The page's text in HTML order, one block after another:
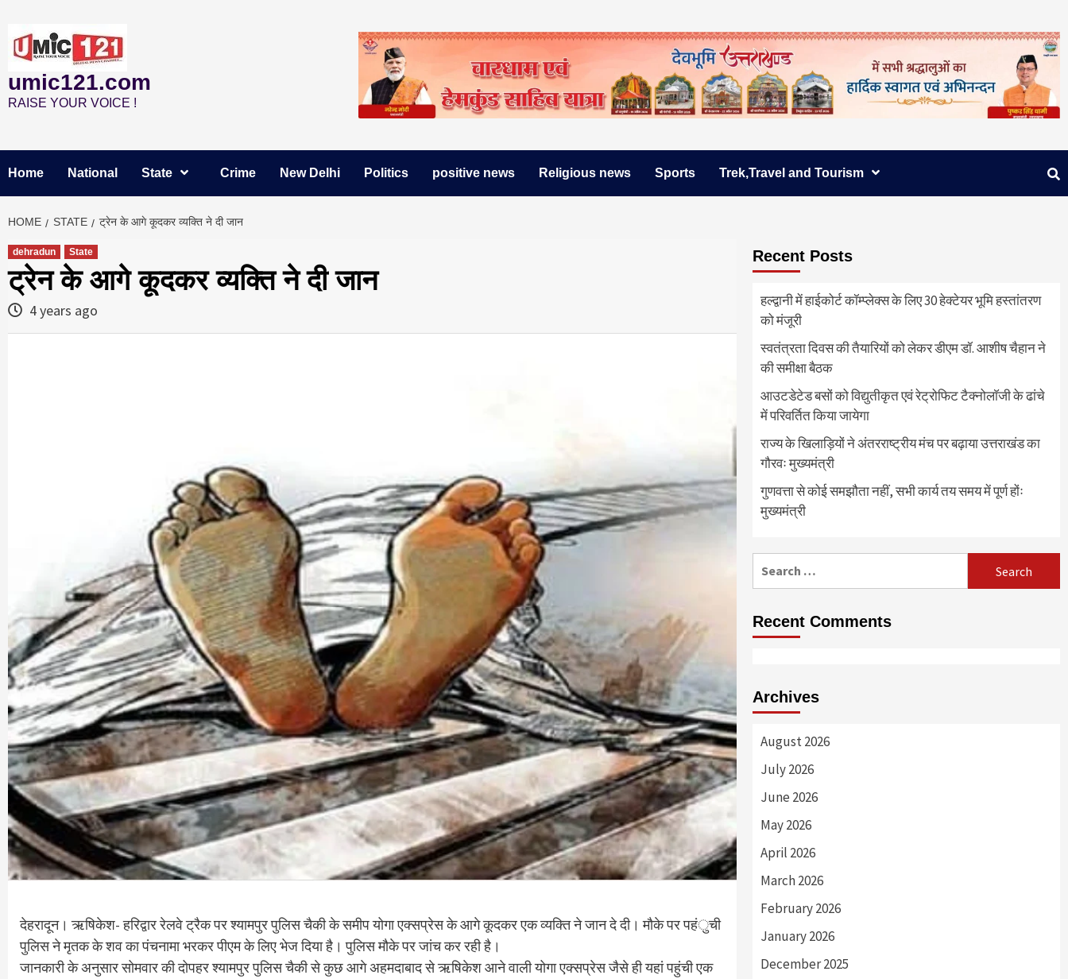
content
umic121.com
RAISE YOUR VOICE !
Home National State Crime New Delhi Politics positive news Religious news Sports Trek,Travel and Tourism
HOME STATE ट्रेन के आगे कूदकर व्यक्ति ने दी जान
dehradun State
ट्रेन के आगे कूदकर व्यक्ति ने दी जान
4 years ago
देहरादून। ऋषिकेश- हरिद्वार रेलवे ट्रैक पर श्यामपुर पुलिस चैकी के समीप योगा एक्सप्रेस के आगे कूदकर एक व्यक्ति ने जान दे दी। मौके पर पहंुची
पुलिस ने मृतक के शव का पंचनामा भरकर पीएम के लिए भेज दिया है। पुलिस मौके पर जांच कर रही है।
जानकारी के अनुसार सोमवार की दोपहर श्यामपुर पुलिस चैकी से कुछ आगे अहमदाबाद से ऋषिकेश आने वाली योगा एक्सप्रेस जैसे ही यहां पहुंची एक
Recent Posts
हल्द्वानी में हाईकोर्ट कॉम्प्लेक्स के लिए 30 हेक्टेयर भूमि हस्तांतरण
को मंजूरी
स्वतंत्रता दिवस की तैयारियों को लेकर डीएम डॉ. आशीष चैहान ने
की समीक्षा बैठक
आउटडेटेड बसों को विद्युतीकृत एवं रेट्रोफिट टैक्नोलाॅजी के ढांचे
में परिवर्तित किया जायेगा
राज्य के खिलाड़ियों ने अंतरराष्ट्रीय मंच पर बढ़ाया उत्तराखंड का
गौरवः मुख्यमंत्री
गुणवत्ता से कोई समझौता नहीं, सभी कार्य तय समय में पूर्ण होंः
मुख्यमंत्री
Recent Comments
Archives
August 2026
July 2026
June 2026
May 2026
April 2026
March 2026
February 2026
January 2026
December 2025